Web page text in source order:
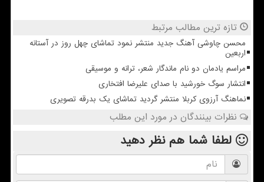
تازه ترین مطالب مرتبط
محسن چاوشی آهنگ جدید منتشر نمود تماشای چهل روز در آستانه
اربعین
مراسم یادمان دو نام ماندگار شعر، ترانه و موسیقی
انتشار سوگ خورشید با صدای علیرضا افتخاری
نماهنگ آرزوی کربلا منتشر گردید تماشای یک بدرقه تصویری
نظرات بینندگان در مورد این مطلب
لطفا شما همنظر دهید